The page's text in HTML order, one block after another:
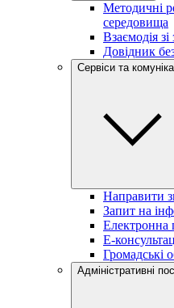
Методичні
середовища
Взаємодія
Довідник
Сервіси та
Направити
Запит на
Електронна
Е-
Громадські
Адміністративні